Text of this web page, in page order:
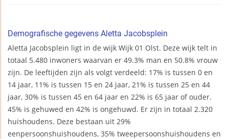
Demografische gegevens Aletta Jacobsplein
Aletta Jacobsplein ligt in de wijk Wijk 01 Olst. Deze wijk telt in
totaal 5.480 inwoners waarvan er 49.3% man en 50.8% vrouw
zijn. De leeftijden zijn als volgt verdeeld: 17% is tussen 0 en
14 jaar, 11% is tussen 15 en 24 jaar, 21% is tussen 25 en 44
jaar, 30% is tussen 45 en 64 jaar en 22% is 65 jaar of ouder.
45% is gehuwed en 42% is ongehuwd. Er zijn in totaal 2.320
huishoudens. Deze bestaan uit 29%
eenpersoonshuishoudens, 35% tweepersoonshuishoudens en